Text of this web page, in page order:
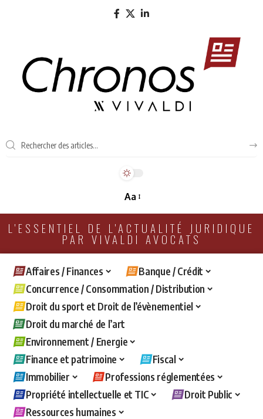
Aa
L'ESSENTIEL DE L'ACTUALITÉ JURIDIQUE
PAR VIVALDI AVOCATS
Affaires / Finances
Banque / Crédit
Concurrence / Consommation / Distribution
Droit du sport et Droit de l’évènementiel
Droit du marché de l’art
Environnement / Energie
Finance et patrimoine
Fiscal
Immobilier
Professions réglementées
Propriété intellectuelle et TIC
Droit Public
Ressources humaines